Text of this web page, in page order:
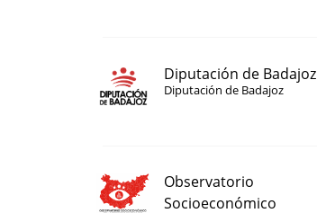
Diputación de Badajoz
Diputación de Badajoz
Observatorio
Socioeconómico